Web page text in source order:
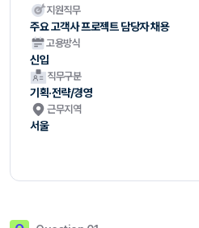
지원직무
주요 고객사 프로젝트 담당자 채용
고용방식
신입
직무구분
기획·전략/경영
근무지역
서울